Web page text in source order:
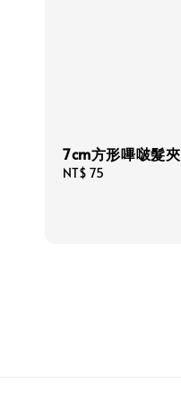
7cm方形嗶啵髮夾
Regular
NT$ 75